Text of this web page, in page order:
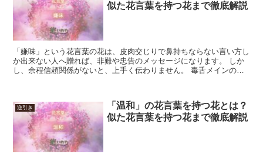
似た花言葉を持つ花まで徹底解説
「嫌味」という花言葉の花は、皮肉交じりで鼻持ちならない言い方し
か出来ない人へ贈れば、非難や忠告のメッセージになります。 しか
し、余程信頼関係がないと、上手く伝わりません。 毒舌メインの裏
逆引き
「温和」の花言葉を持つ花とは？
似た花言葉を持つ花まで徹底解説